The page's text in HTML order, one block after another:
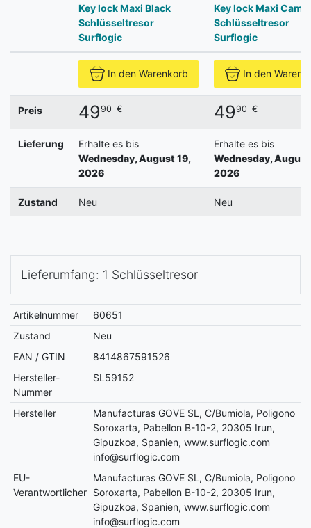
Key lock Maxi Black
Schlüsseltresor
Surflogic
Key lock Maxi Camo
Schlüsseltresor
Surflogic
In den Warenkorb In den
Preis 4990 € 4990 €
Lieferung
Erhalte es bis
Wednesday, August 19,
2026
Erhalte es bis
Wednesday, August
2026
Zustand Neu Neu
Lieferumfang: 1 Schlüsseltresor
Artikelnummer
60651
Zustand
Neu
EAN / GTIN
8414867591526
Hersteller-
Nummer
SL59152
Hersteller
Manufacturas GOVE SL, C/Bumiola, Poligono
Soroxarta, Pabellon B-10-2, 20305 Irun,
Gipuzkoa, Spanien, www.surflogic.com
info@surflogic.com
EU-
Verantwortlicher
Manufacturas GOVE SL, C/Bumiola, Poligono
Soroxarta, Pabellon B-10-2, 20305 Irun,
Gipuzkoa, Spanien, www.surflogic.com
info@surflogic.com